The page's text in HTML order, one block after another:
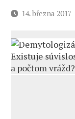
Datum14. března 2017